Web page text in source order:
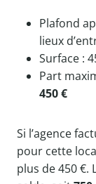
Plafond
lieux
Surface :
Part
450 €
Si l’agence
pour cette
plus de 450